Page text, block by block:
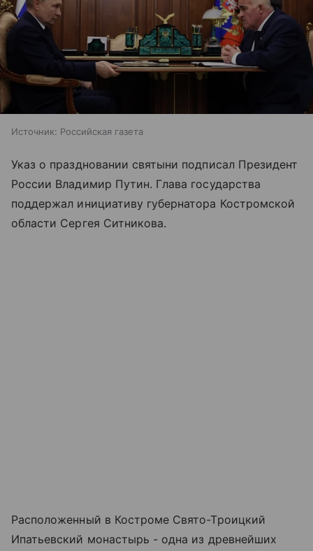
Источник: Российская газета
Указ о праздновании святыни подписал Президент
России Владимир Путин. Глава государства
поддержал инициативу губернатора Костромской
области Сергея Ситникова.
Расположенный в Костроме Свято-Троицкий
Ипатьевский монастырь - одна из древнейших